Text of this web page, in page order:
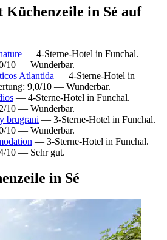
Küchenzeile in Sé auf
— 4-Sterne-Hotel in Funchal.
10 — Wunderbar.
Atlantida — 4-Sterne-Hotel in
9,0/10 — Wunderbar.
— 4-Sterne-Hotel in Funchal.
10 — Wunderbar.
brugrani — 3-Sterne-Hotel in Funchal.
10 — Wunderbar.
— 3-Sterne-Hotel in Funchal.
10 — Sehr gut.
in Sé